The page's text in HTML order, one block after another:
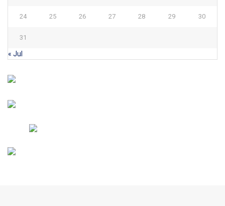
24 25 26 27 28 29 30
31
« Jul